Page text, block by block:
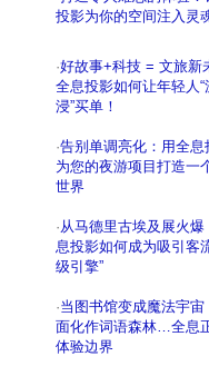
投影为你的空间注入灵
·好故事+科技 = 文旅新
全息投影如何让年轻人“
浸”买单！
·告别单调亮化：用全息
为您的夜游项目打造一
世界
·从马德里古埃及展火爆
息投影如何成为吸引客
级引擎”
·当图书馆变成魔法宇宙
面化作词语森林…全息
体验边界